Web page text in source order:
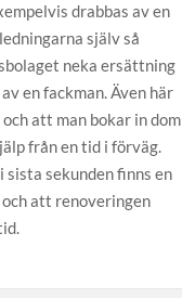
drabbas av en
själv så
neka ersättning
en fackman. Även här
att man bokar in dom
från en tid i förväg.
sista sekunden finns en
att renoveringen